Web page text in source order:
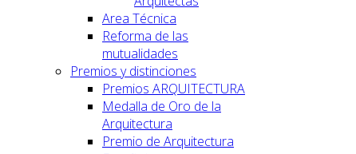
Area Técnica
Reforma de las
mutualidades
Premios y distinciones
Premios ARQUITECTURA
Medalla de Oro de la
Arquitectura
Premio de Arquitectura